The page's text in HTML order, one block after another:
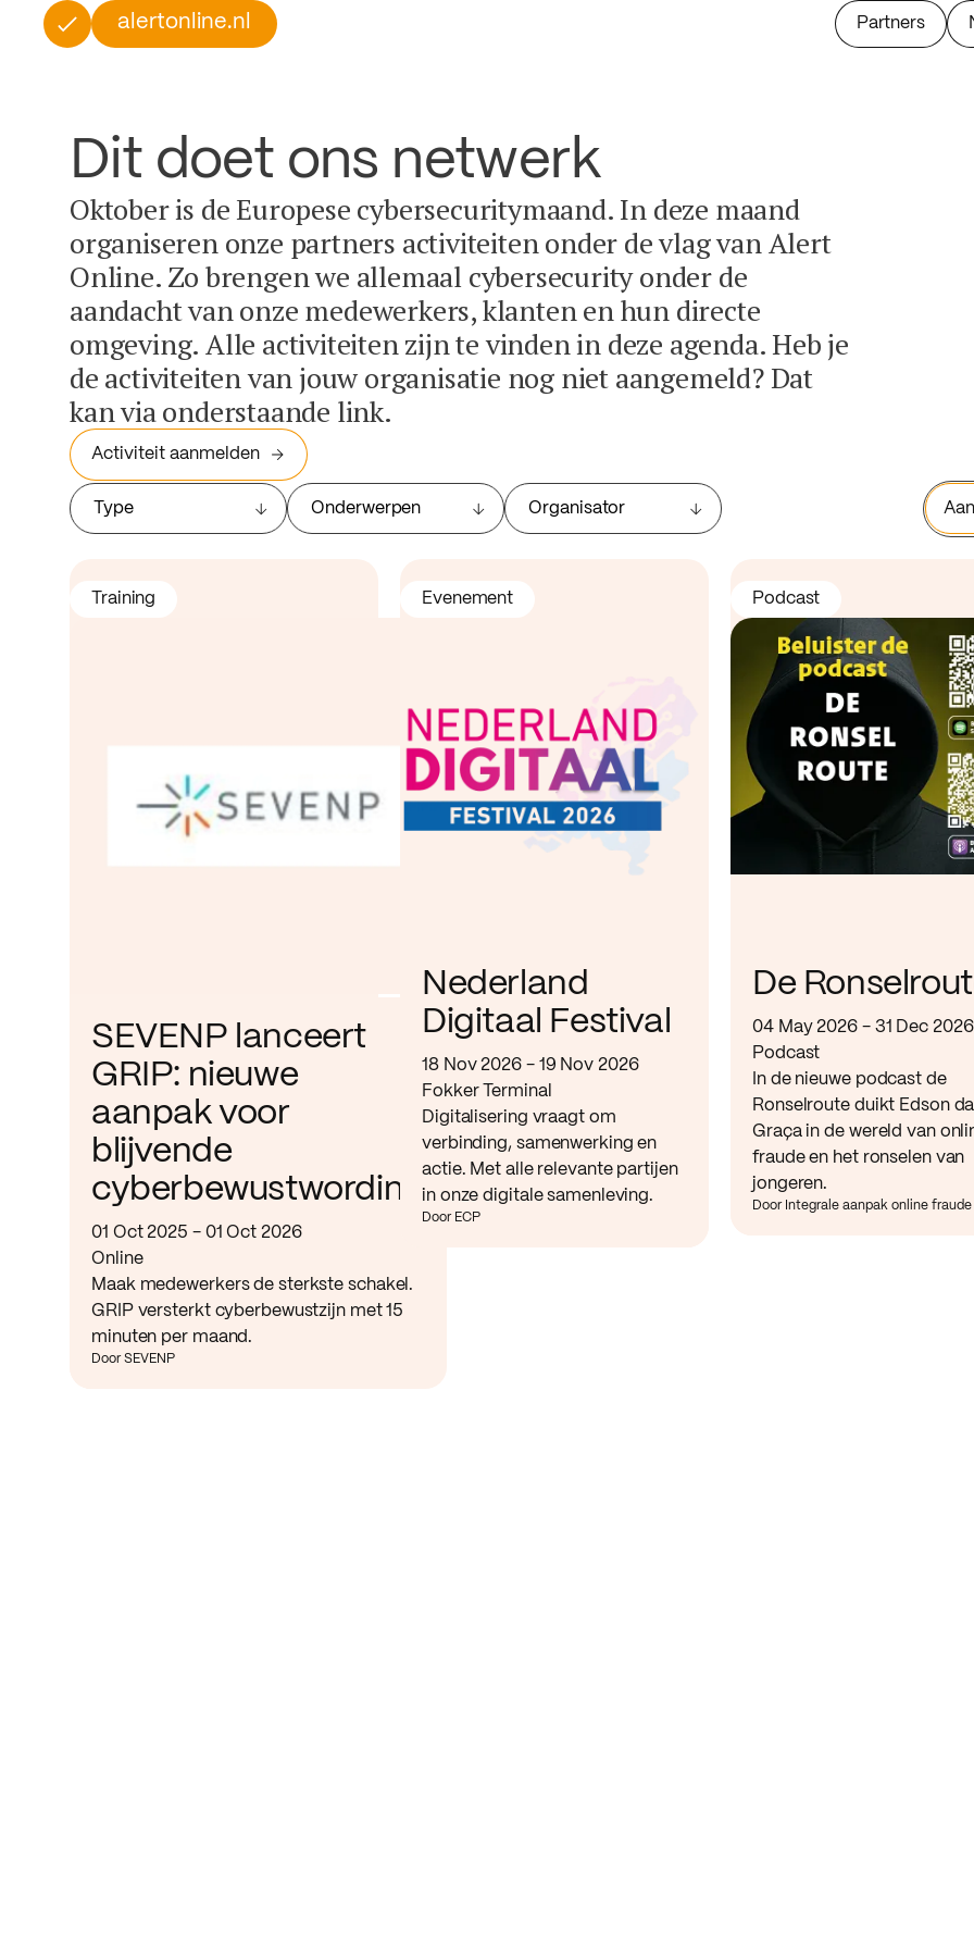
alertonline.nl Partners
Dit doet ons netwerk
Oktober is de Europese cybersecuritymaand. In deze maand
organiseren onze partners activiteiten onder de vlag van Alert
Online. Zo brengen we allemaal cybersecurity onder de
aandacht van onze medewerkers, klanten en hun directe
omgeving. Alle activiteiten zijn te vinden in deze agenda. Heb je
de activiteiten van jouw organisatie nog niet aangemeld? Dat
kan via onderstaande link.
Activiteit aanmelden
Type Onderwerpen Organisator
SEVENP lanceert
GRIP: nieuwe
aanpak voor
blijvende
cyberbewustwording
01 Oct 2025 - 01 Oct 2026
Online
Maak medewerkers de sterkste schakel.
GRIP versterkt cyberbewustzijn met 15
minuten per maand.
Door SEVENP
Training
Nederland
Digitaal Festival
18 Nov 2026 - 19 Nov 2026
Fokker Terminal
Digitalisering vraagt om
verbinding, samenwerking en
actie. Met alle relevante partijen
in onze digitale samenleving.
Door ECP
Evenement
De
04 May 2026 - 31 Dec 2026
Podcast
In de nieuwe podcast de
Ronselroute duikt Edson da
Graça in de wereld van
fraude en het ronselen van
jongeren.
Door Integrale aanpak online fraude
Podcast